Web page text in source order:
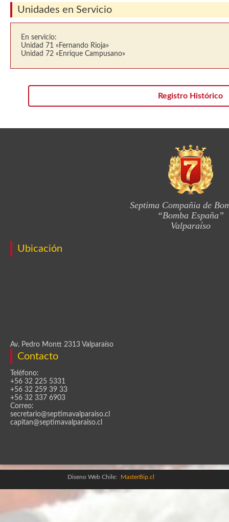
Unidades en Servicio
En servicio:
Unidad 71 «Fernando Rioja»
Unidad 72 «Enrique Campusano»
Registro Histórico
Septima Compañia de
“Bomba España”
Valparaíso
Ubicación
Av. Pedro Montt 2313 Valparaíso
Contacto
Teléfono:
+56 32 225 5331
+56 32 259 39 33
+56 32 337 6903
Correo:
secretario@septimavalparaiso.cl
capitan@septimavalparaiso.cl
Diseno Web Chile: MasterBip.cl